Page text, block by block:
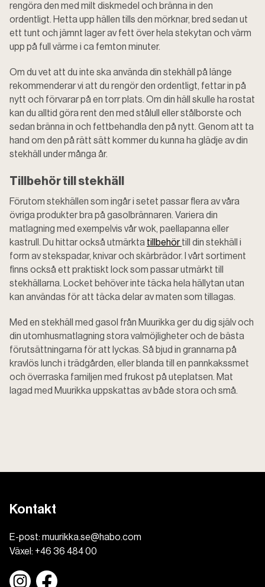
rengöra den med milt diskmedel och bränna in den
ordentligt. Hetta upp hällen tills den mörknar, bred sedan ut
ett tunt och jämnt lager av fett över hela stekytan och värm
upp på full värme i ca femton minuter.
Om du vet att du inte ska använda din stekhäll på länge
rekommenderar vi att du rengör den ordentligt, fettar in på
nytt och förvarar på en torr plats. Om din häll skulle ha rostat
kan du alltid göra rent den med stålull eller stålborste och
sedan bränna in och fettbehandla den på nytt. Genom att ta
hand om den på rätt sätt kommer du kunna ha glädje av din
stekhäll under många år.
Tillbehör till stekhäll
Förutom stekhällen som ingår i setet passar flera av våra
övriga produkter bra på gasolbrännaren. Variera din
matlagning med exempelvis vår wok, paellapanna eller
kastrull. Du hittar också utmärkta tillbehörtill din stekhäll i
form av stekspadar, knivar och skärbrädor. I vårt sortiment
finns också ett praktiskt lock som passar utmärkt till
stekhällarna. Locket behöver inte täcka hela hällytan utan
kan användas för att täcka delar av maten som tillagas.
Med en stekhäll med gasol från Muurikka ger du dig själv och
din utomhusmatlagning stora valmöjligheter och de bästa
förutsättningarna för att lyckas. Så bjud in grannarna på
kravlös lunch i trädgården, eller blanda till en pannkakssmet
och överraska familjen med frukost på uteplatsen. Mat
lagad med Muurikka uppskattas av både stora och små.
Kontakt
E-post: muurikka.se@habo.com
Växel: +46 36 484 00